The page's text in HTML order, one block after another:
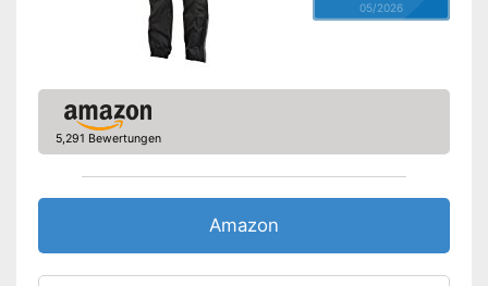
05/2026
5,291 Bewertungen
Amazon